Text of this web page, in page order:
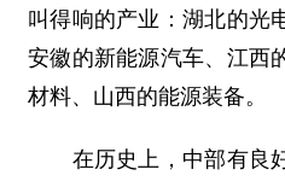
叫得响的产业：湖北的光
安徽的新能源汽车、江西
材料、山西的能源装备。
在历史上，中部有良好